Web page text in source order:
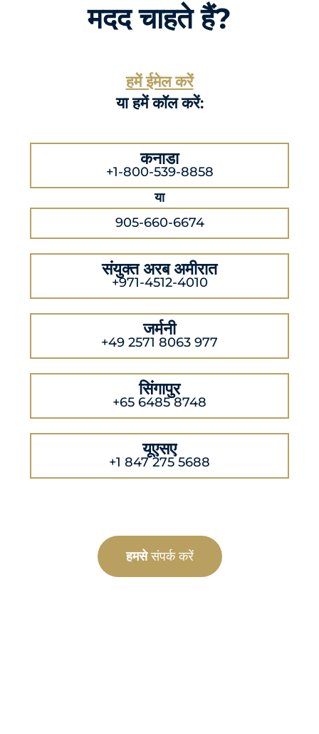
मदद चाहते हैं?
हमें ईमेल करें
या हमें कॉल करें:
कनाडा
+1-800-539-8858
या
905-660-6674
संयुक्त अरब अमीरात
+971-4512-4010
जर्मनी
+49 2571 8063 977
सिंगापुर
+65 6485 8748
यूएसए
+1 847 275 5688
हमसेसंपर्क करें